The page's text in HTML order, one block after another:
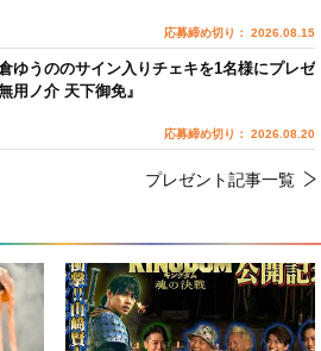
応募締め切り： 2026.08.15
ゆうののサイン入りチェキを1名様にプレゼ
用ノ介 天下御免』
応募締め切り： 2026.08.20
プレゼント記事一覧